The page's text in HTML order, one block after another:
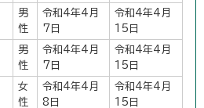
男
性
令和4年4月
7日
令和4年4月
15日
男
性
令和4年4月
7日
令和4年4月
15日
女
性
令和4年4月
8日
令和4年4月
15日